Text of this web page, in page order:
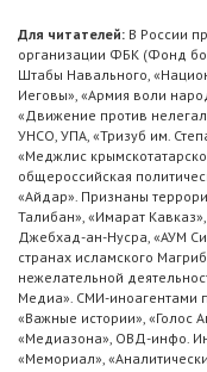
Для читателей: В России
организации ФБК (Фонд
Штабы Навального,
Иеговы», «Армия воли
«Движение против
УНСО, УПА, «Тризуб им.
«Меджлис
общероссийская
«Айдар». Признаны
Талибан», «Имарат
Джебхад-ан-Нусра, «АУМ
странах исламского
нежелательной
Медиа». СМИ-иноагентами
«Важные истории», «Голос
«Медиазона», ОВД-инфо.
«Мемориал»,